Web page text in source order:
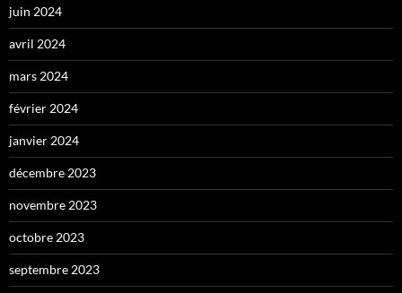
juin 2024
avril 2024
mars 2024
février 2024
janvier 2024
décembre 2023
novembre 2023
octobre 2023
septembre 2023